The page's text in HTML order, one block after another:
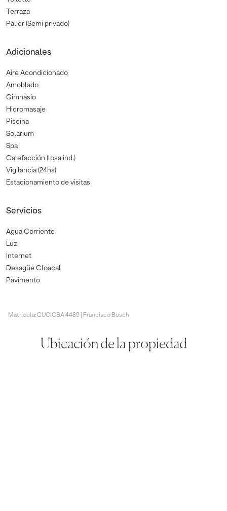
Terraza
Palier (Semi privado)
Adicionales
Aire Acondicionado
Amoblado
Gimnasio
Hidromasaje
Piscina
Solarium
Spa
Calefacción (losa ind.)
Vigilancia (24hs)
Estacionamiento de visitas
Servicios
Agua Corriente
Luz
Internet
Desagüe Cloacal
Pavimento
Matrícula: CUCICBA 4489 | Francisco Bosch
Ubicación de la propiedad